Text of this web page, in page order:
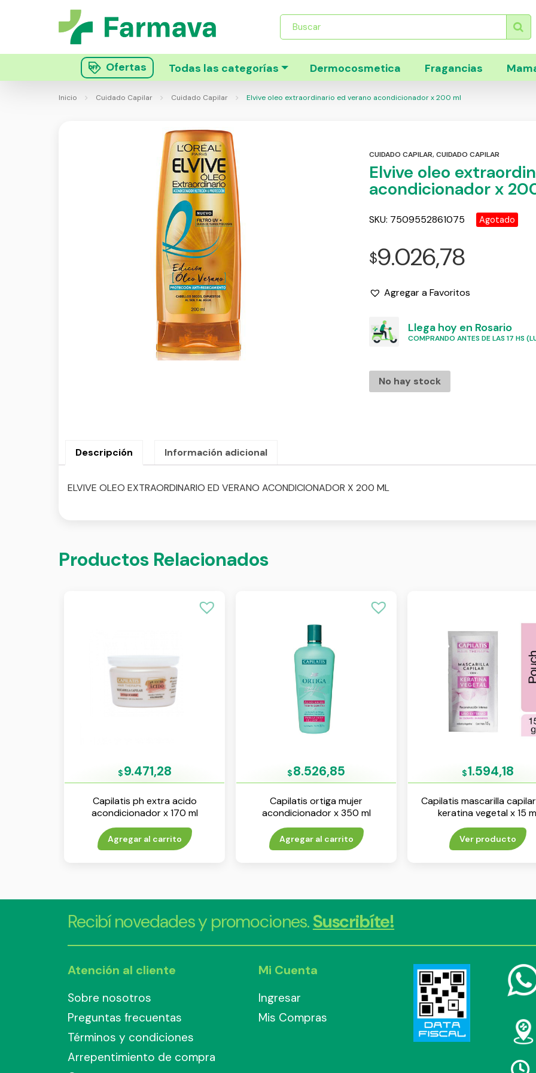
Búsqueda
productos
Ofertas Todas las categorías Dermocosmetica Fragancias
Inicio Cuidado Capilar Cuidado Capilar Elvive oleo extraordinario ed verano acondicionador x 200 ml
CUIDADO CAPILAR,CUIDADO CAPILAR
Elvive oleo
acondicionador x
SKU: 7509552861075 Agotado
$9.026,78
Agregar a Favoritos
Llega hoy en Rosario
COMPRANDO ANTES DE LAS 17 HS
No hay stock
Descripción Información adicional
ELVIVE OLEO EXTRAORDINARIO ED VERANO ACONDICIONADOR X 200 ML
Productos Relacionados
$9.471,28
Capilatis ph extra acido
acondicionador x 170 ml
Agregar al carrito
$8.526,85
Capilatis ortiga mujer
acondicionador x 350 ml
Agregar al carrito
$1.594,18
Capilatis mascarilla
keratina vegetal x 15
Ver producto
Recibí novedades y promociones.Suscribíte!
Atención al cliente
Sobre nosotros
Preguntas frecuentas
Términos y condiciones
Arrepentimiento de compra
Mi Cuenta
Ingresar
Mis Compras